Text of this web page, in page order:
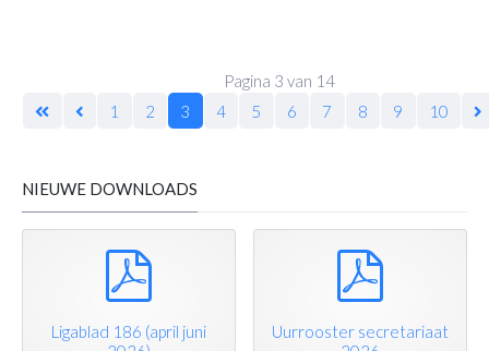
1 2 3 4 5 6 7 8 9 10
Pagina 3 van 14
NIEUWE DOWNLOADS
Ligablad 186 (april juni
Uurrooster secretariaat